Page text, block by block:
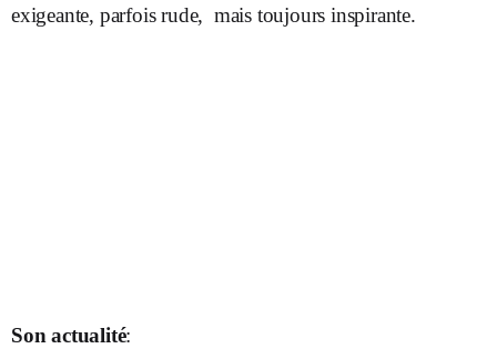
exigeante, parfois rude, mais toujours inspirante.
Son actualité: